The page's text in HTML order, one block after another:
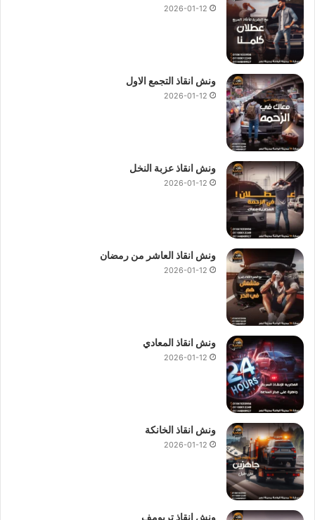
2026-01-12
ونش انقاذ التجمع الاول
2026-01-12
ونش انقاذ عزبة النخل
2026-01-12
ونش انقاذ العاشر من رمضان
2026-01-12
ونش انقاذ المعادي
2026-01-12
ونش انقاذ الخانكة
2026-01-12
ونش انقاذ تريومف